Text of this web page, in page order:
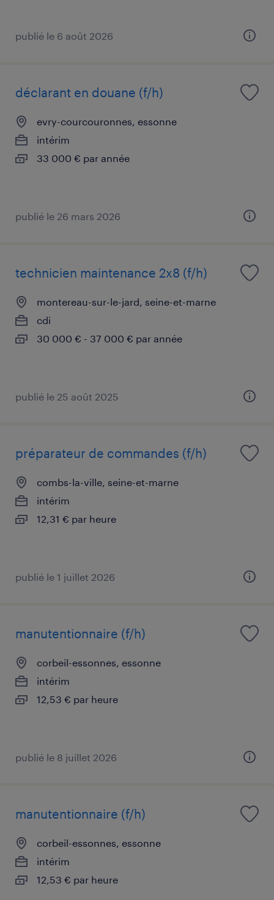
publié le 6 août 2026
déclarant en douane (f/h)
evry-courcouronnes, essonne
intérim
33 000 € par année
publié le 26 mars 2026
technicien maintenance 2x8 (f/h)
montereau-sur-le-jard, seine-et-marne
cdi
30 000 € - 37 000 € par année
publié le 25 août 2025
préparateur de commandes (f/h)
combs-la-ville, seine-et-marne
intérim
12,31 € par heure
publié le 1 juillet 2026
manutentionnaire (f/h)
corbeil-essonnes, essonne
intérim
12,53 € par heure
publié le 8 juillet 2026
manutentionnaire (f/h)
corbeil-essonnes, essonne
intérim
12,53 € par heure